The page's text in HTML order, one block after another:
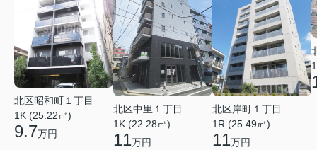
北区昭和町１丁目
1K (25.22㎡)
9.7万円
北区中里１丁目
1K (22.28㎡)
11万円
北区岸町１丁目
1R (25.49㎡)
11万円